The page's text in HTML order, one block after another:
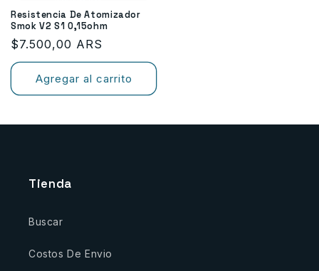
Resistencia De Atomizador
Smok V2 S1 0,15ohm
Precio
habitual
$7.500,00 ARS
Agregar al carrito
Tienda
Buscar
Costos De Envio